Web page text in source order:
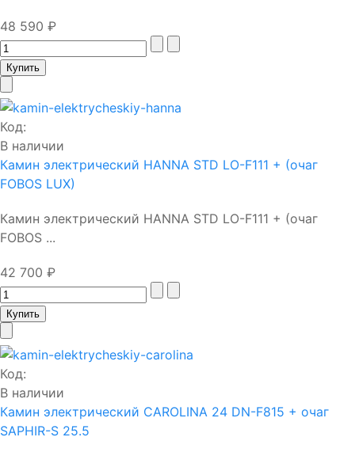
48 590 ₽
Код:
В наличии
Камин электрический HANNA STD LO-F111 + (очаг
FOBOS LUX)
Камин электрический HANNA STD LO-F111 + (очаг
FOBOS ...
42 700 ₽
Код:
В наличии
Камин электрический CAROLINA 24 DN-F815 + очаг
SAPHIR-S 25.5